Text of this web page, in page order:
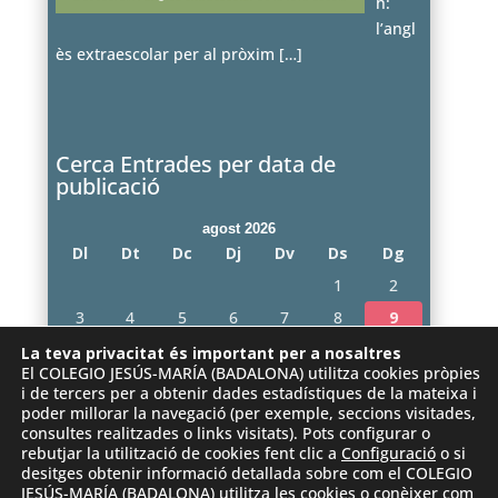
l’angl
ès extraescolar per al pròxim […]
Cerca Entrades per data de
publicació
agost 2026
Dl Dt Dc Dj Dv Ds
Dg
1
2
3
4 5 6 7 8
9
10
11 12 13 14 15
16
17
18 19 20 21 22
23
24
25 26 27 28 29
30
31
« juny
La teva privacitat és important per a nosaltres
El COLEGIO JESÚS-MARÍA (BADALONA) utilitza cookies pròpies
i de tercers per a obtenir dades estadístiques de la mateixa i
poder millorar la navegació (per exemple, seccions visitades,
consultes realitzades o links visitats). Pots configurar o
rebutjar la utilització de cookies fent clic a Configuració o si
desitges obtenir informació detallada sobre com el COLEGIO
JESÚS-MARÍA (BADALONA) utilitza les cookies o conèixer com